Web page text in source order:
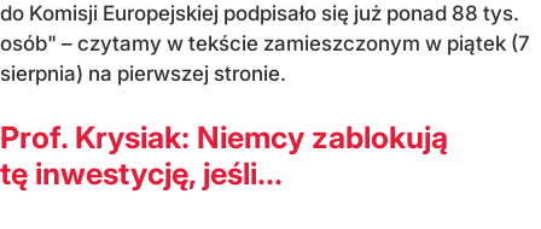
do Komisji Europejskiej podpisało się już ponad 88 tys.
osób" – czytamy w tekście zamieszczonym w piątek (7
sierpnia) na pierwszej stronie.
Prof. Krysiak: Niemcy zablokują
tę inwestycję, jeśli...